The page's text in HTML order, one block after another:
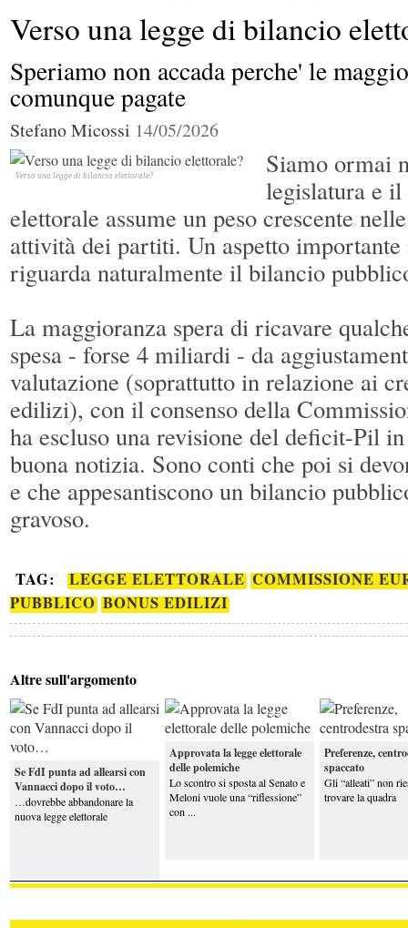
la bolla?
dalla paura all'illusione
La nuova giravolta trumpiana sui dazi
Europa in ritardo sulle “case green”
cambiamento
migliorare
Il caso Volkswagen segnala una crisi
modello industriale
Verso una legge di bilancio
Speriamo non accada perche' le
comunque pagate
Stefano Micossi 14/05/2026
Verso una legge di bilancio elettorale?
Siamo ormai
legislatura e
elettorale assume un peso crescente
attività dei partiti. Un aspetto importante
riguarda naturalmente il bilancio
La maggioranza spera di ricavare
spesa - forse 4 miliardi - da
valutazione (soprattutto in relazione ai
edilizi), con il consenso della
ha escluso una revisione del deficit-Pil
buona notizia. Sono conti che poi si
e che appesantiscono un bilancio
gravoso.
TAG: LEGGE ELETTORALE COMMISSIONE
PUBBLICO BONUS EDILIZI
Altre sull'argomento
Se FdI punta ad allearsi con
Vannacci dopo il voto…
…dovrebbe abbandonare la
nuova legge elettorale
Approvata la legge elettorale
delle polemiche
Lo scontro si sposta al Senato e
Meloni vuole una “riflessione”
con ...
Preferenze,
spaccato
Gli “alleati” non
trovare la quadra